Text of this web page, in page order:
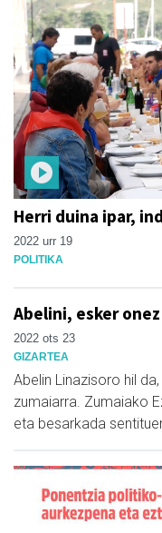
Herri duina ipar,
2022 urr 19
POLITIKA
Abelini, esker onez
2022 ots 23
GIZARTEA
Abelin Linazisoro hil
zumaiarra. Zumaiako
eta besarkada